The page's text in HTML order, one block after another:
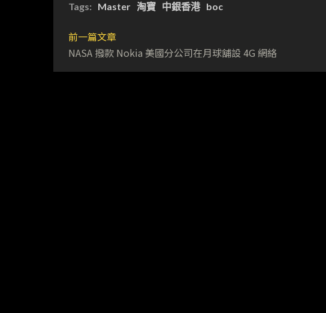
Tags: Master 淘寶 中銀香港 boc
前一篇文章
NASA 撥款 Nokia 美國分公司在月球舖設 4G 網絡